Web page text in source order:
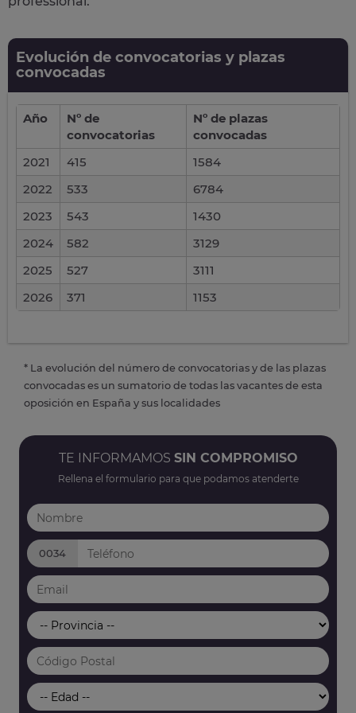
Evolución de convocatorias y plazas
convocadas
Año
Nº de
convocatorias
Nº de plazas
convocadas
2021
415
1584
2022
533
6784
2023
543
1430
2024
582
3129
2025
527
3111
2026
371 1153
* La evolución del número de convocatorias y de las plazas
convocadas es un sumatorio de todas las vacantes de esta
oposición en España y sus localidades
TE INFORMAMOS SIN COMPROMISO
Rellena el formulario para que podamos atenderte
0034